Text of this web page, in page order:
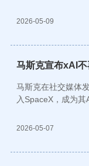
2026-05-09
马斯克宣布xAI
SpaceXAI
马斯克在社交媒体
入SpaceX，成为其
2026-05-07